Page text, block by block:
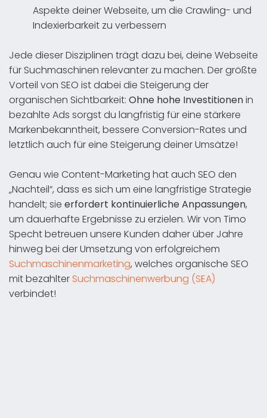
Aspekte deiner Webseite, um die Crawling- und
Indexierbarkeit zu verbessern
Jede dieser Disziplinen trägt dazu bei, deine Webseite
für Suchmaschinen relevanter zu machen. Der größte
Vorteil von SEO ist dabei die Steigerung der
organischen Sichtbarkeit: Ohne hohe Investitionenin
bezahlte Ads sorgst du langfristig für eine stärkere
Markenbekanntheit, bessere Conversion-Rates und
letztlich auch für eine Steigerung deiner Umsätze!
Genau wie Content-Marketing hat auch SEO den
„Nachteil“, dass es sich um eine langfristige Strategie
handelt; sie erfordert kontinuierliche Anpassungen,
um dauerhafte Ergebnisse zu erzielen. Wir von Timo
Specht betreuen unsere Kunden daher über Jahre
hinweg bei der Umsetzung von erfolgreichem
Suchmaschinenmarketing, welches organische SEO
mit bezahlter Suchmaschinenwerbung (SEA)
verbindet!